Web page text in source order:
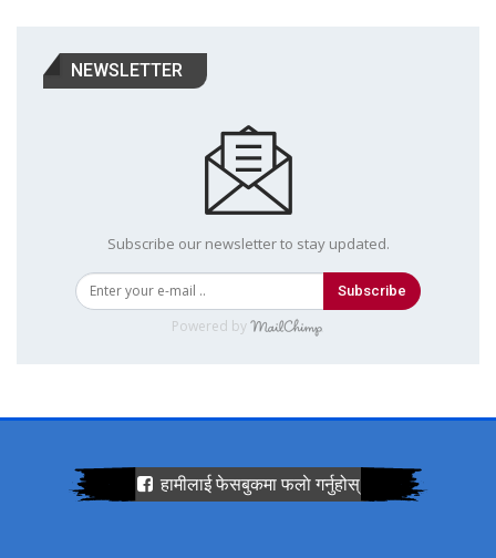
NEWSLETTER
Subscribe our newsletter to stay updated.
Subscribe
Powered by
हामीलाई फेसबुकमा फलाे गर्नुहोस्